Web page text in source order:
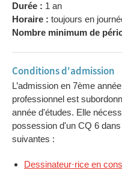
Durée : 1 an
Horaire : toujours en
Nombre minimum de
Conditions d'admission
L’admission en 7ème
professionnel est
année d'études. Elle
possession d'un CQ 6
suivantes :
Dessinateur·rice en